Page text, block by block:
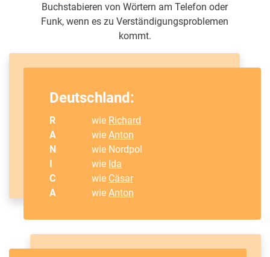
Buchstabieren von Wörtern am Telefon oder
Funk, wenn es zu Verständigungsproblemen
kommt.
Deutschland:
R wie Richard
A
wieAnton
N
wie Nordpol
I
wie Ida
C
wie Cäsar
A
wieAnton